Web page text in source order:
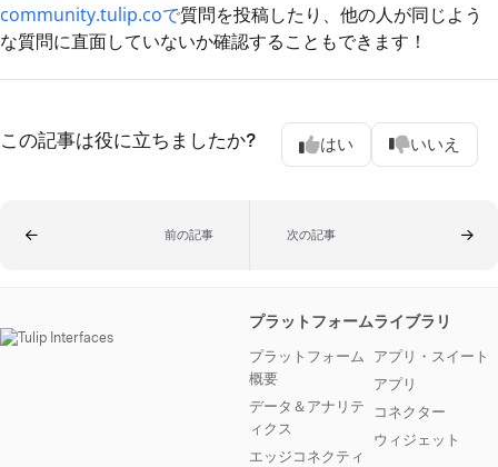
community.tulip.coで質問を投稿したり、他の人が同じよう
な質問に直面していないか確認することもできます！
この記事は役に立ちましたか? はい いいえ
前の記事 次の記事
プラットフォーム
プラットフォーム
概要
データ＆アナリテ
ィクス
エッジコネクティ
ライブラリ
アプリ・スイート
アプリ
コネクター
ウィジェット